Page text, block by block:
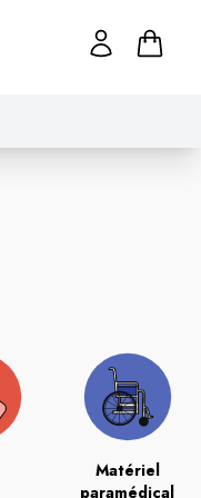
Matériel
paramédical